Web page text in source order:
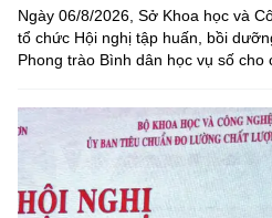
Ngày 06/8/2026, Sở Khoa học và
tổ chức Hội nghị tập huấn, bồi
Phong trào Bình dân học vụ số cho